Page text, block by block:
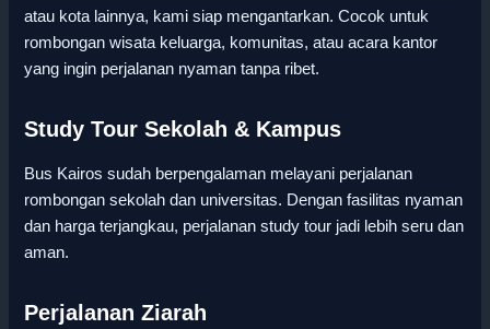
atau kota lainnya, kami siap mengantarkan. Cocok untuk
rombongan wisata keluarga, komunitas, atau acara kantor
yang ingin perjalanan nyaman tanpa ribet.
Study Tour Sekolah & Kampus
Bus Kairos sudah berpengalaman melayani perjalanan
rombongan sekolah dan universitas. Dengan fasilitas nyaman
dan harga terjangkau, perjalanan study tour jadi lebih seru dan
aman.
Perjalanan Ziarah